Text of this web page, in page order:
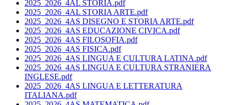
2025_2026_4AL STORIA.pdf
2025_2026_4AL STORIA ARTE.pdf
2025_2026_4AS DISEGNO E STORIA ARTE.pdf
2025_2026_4AS EDUCAZIONE CIVICA.pdf
2025_2026_4AS FILOSOFIA.pdf
2025_2026_4AS FISICA.pdf
2025_2026_4AS LINGUA E CULTURA LATINA.pdf
2025_2026_4AS LINGUA E CULTURA STRANIERA
INGLESE.pdf
2025_2026_4AS LINGUA E LETTERATURA
ITALIANA.pdf